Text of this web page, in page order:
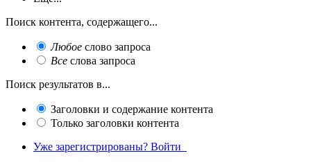
Поиск контента, содержащего...
Любое слово запроса
Все слова запроса
Поиск результатов в...
Заголовки и содержание контента
Только заголовки контента
Уже зарегистрированы? Войти